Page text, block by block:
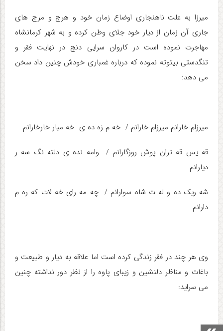
میرزا به علت ناهنجاری اوضاع زمان خود و هرج و مرج های
جاری آن زمان از دیار خود جلای وطن کرده و به شهر کرمانشاه
مهاجرت نموده است در کاروان سرایی دنج در نهایت فقر و
تنگدستی بیتوته نموده که درباره غمباری خودش چنین داد سخن
می دهد:
میرزام خارانم میرزام خارانم / خه­ م زه­ ده­ ی ­ خه­ مبار خارخارانم
قه­ یس قه­ تران پوش روزگارانم / وامه ­نده ­ی دل­ته ­نگ سه ­ر
دیارانم
شه ­ریک ده­ و له­ ت شاه سوارانم / چه­ مه رای خه­ لات که­ ره ­م
دارانم
وی هر چند در فقر زندگی کرده است اما علاقه به دیار و طبیعت و
باغات و مناظر دلنشین و زیبای پاوه را از نظر دور نداشته چنین
می سراید: